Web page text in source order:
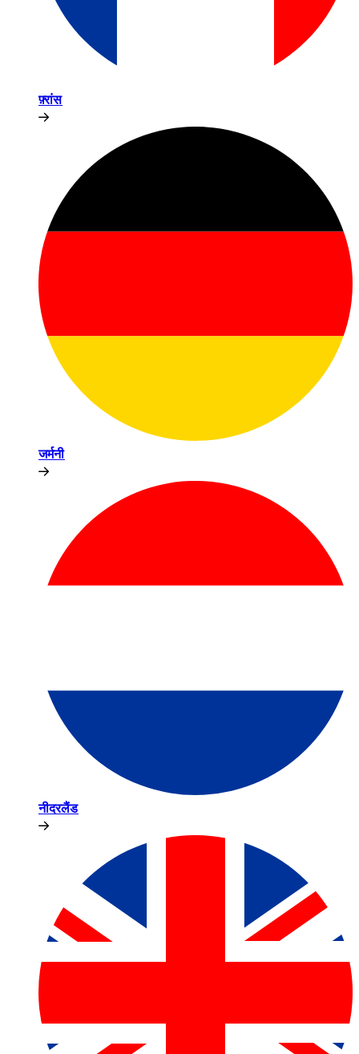
फ़्रांस​​
जर्मनी​​
नीदरलैंड​​